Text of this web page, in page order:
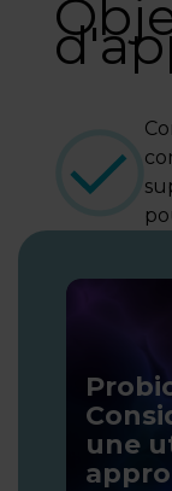
une